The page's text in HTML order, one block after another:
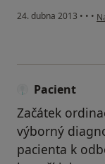
24. dubna 2013 • • •
Pacient
Začátek
výborný
pacienta k